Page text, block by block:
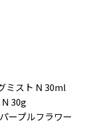
ミスト N 30ml
30g
ープルフラワー